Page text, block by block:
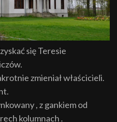
się Teresie
zmieniał właścicieli.
, z gankiem od
kolumnach .